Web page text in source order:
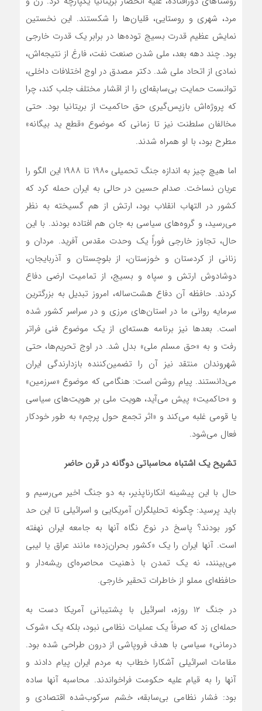
مرد، شهری و روستایی، قلیان‌ها را شکستند. این نخستین
نمایش عظیم قدرت بسیج توده‌ها در برابر یک قدرت خارجی
بود. چند دهه بعد، ملی شدن صنعت نفت، فارغ از نتیجه‌اش،
نمادی از اتحاد ملی شد. دکتر مصدق در اوج اختلافات داخلی،
توانست حمایت بی‌سابقه‌ای را از اقشار مختلف جلب کند، چرا
که پروژه‌اش بازپس‌گیری حق حاکمیت از بریتانیا بود. حتی
مخالفان سلطنت نیز تا زمانی که موضوع «قطع ید بیگانه»
مطرح بود، با او همراه شدند.
اما هیچ چیز به اندازه جنگ تحمیلی ۱۹۸۰ تا ۱۹۸۸ این الگو را
عریان نساخت. صدام حسین در حالی به ایران حمله کرد که
کشور در التهاب انقلاب بود، ارتش از هم گسیخته به نظر
می‌رسید، و گروه‌های سیاسی به جان هم افتاده بودند. با این
حال، تجاوز خارجی فوراً یک وحدت مقدس آفرید. مردان و
زنانی از کردستان و خوزستان، از بلوچستان و آذربایجان،
دوشادوش ارتش و سپاه و بسیج، از تمامیت ارضی دفاع
کردند. حافظه آن دفاع هشت‌ساله، امروز تبدیل به بزرگترین
سرمایه روانی ما در استان‌های مرزی و در سراسر کشور شده
است. بعدها نیز برنامه هسته‌ای از یک موضوع فنی فراتر
رفت و به «حق مسلم ملی» بدل شد. در اوج تحریم‌ها، حتی
شهروندان منتقد نیز آن را تضمین‌کننده بازدارندگی ایران
می‌دانستند. پیام روشن است: هنگامی که موضوع «سرزمین»
و «حاکمیت» پیش می‌آید، هویت ملی بر هویت‌های سیاسی
یا قومی غلبه می‌کند و «اثر تجمع حول پرچم» به طور خودکار
فعال می‌شود.
تشریح یک اشتباه محاسباتی دوگانه در قرن حاضر
حال با این پیشینه انکارناپذیر، به دو جنگ اخیر می‌رسیم و
باید پرسید: چگونه تحلیلگران آمریکایی و اسرائیلی تا این حد
کور بودند؟ پاسخ در نوع نگاه آنها به جامعه ایران نهفته
است. آنها ایران را یک «کشور بحران‌زده» مانند عراق یا لیبی
می‌بینند، نه یک تمدن با ذهنیت محاصره‌ای ریشه‌دار و
حافظه‌ای مملو از خاطرات تحقیر خارجی.
در جنگ ۱۲ روزه، اسرائیل با پشتیبانی آمریکا دست به
حمله‌ای زد که صرفاً یک عملیات نظامی نبود، بلکه یک «شوک
درمانی» سیاسی با هدف فروپاشی از درون طراحی شده بود.
مقامات اسرائیلی آشکارا خطاب به مردم ایران پیام دادند و
آنها را به قیام علیه حکومت فراخواندند. محاسبه آنها ساده
بود: فشار نظامی بی‌سابقه، خشم سرکوب‌شده اقتصادی و